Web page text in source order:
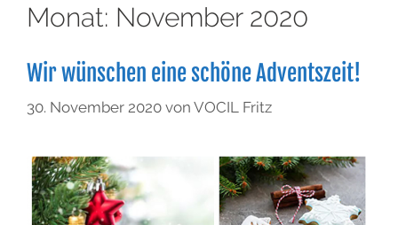
Monat: November 2020
Wir wünschen eine schöne Adventszeit!
30. November 2020 von VOCIL Fritz